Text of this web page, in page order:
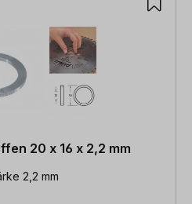
20 x 16 x 2,2 mm
2,2 mm